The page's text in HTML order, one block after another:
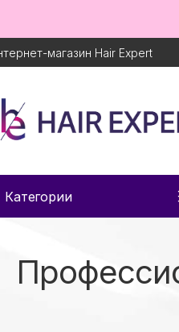
магазин Hair Expert
Категории